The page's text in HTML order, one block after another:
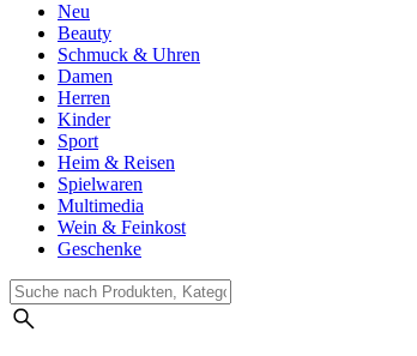
Neu
Beauty
Schmuck & Uhren
Damen
Herren
Kinder
Sport
Heim & Reisen
Spielwaren
Multimedia
Wein & Feinkost
Geschenke